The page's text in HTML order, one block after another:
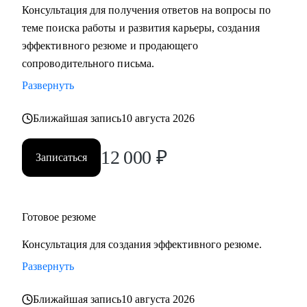
С чем помогу:
• Разработать карьерную стратегию и план перехода в IT из
других сфер.
• Определить, какие из имеющихся навыков можно
смены вектора.
• Правильно преподнести текущий опыт как в резюме, так
и в самопрезентации на интервью.
• Разобраться в рынке IT и его трендах.
Кому могу помочь:
в направлениях: Разработка, Тестирование, Техническая
поддержка, Прикладное и системное администрирование,
Системная аналитика
Консультация для получения ответов на вопросы по
теме поиска работы и развития карьеры, создания
эффективного резюме и продающего
сопроводительного письма.
Развернуть
Ближайшая запись10 августа 2026
Записаться 12 000 ₽
Готовое резюме
Консультация для создания эффективного резюме.
Развернуть
Ближайшая запись10 августа 2026